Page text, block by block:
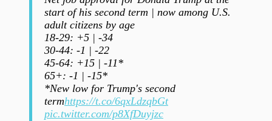
start of his second term | now among U.S.
adult citizens by age
18-29: +5 | -34
30-44: -1 | -22
45-64: +15 | -11*
65+: -1 | -15*
*New low for Trump's second
termhttps://t.co/6qxLdzqbGt
pic.twitter.com/p8XfDuyjzc